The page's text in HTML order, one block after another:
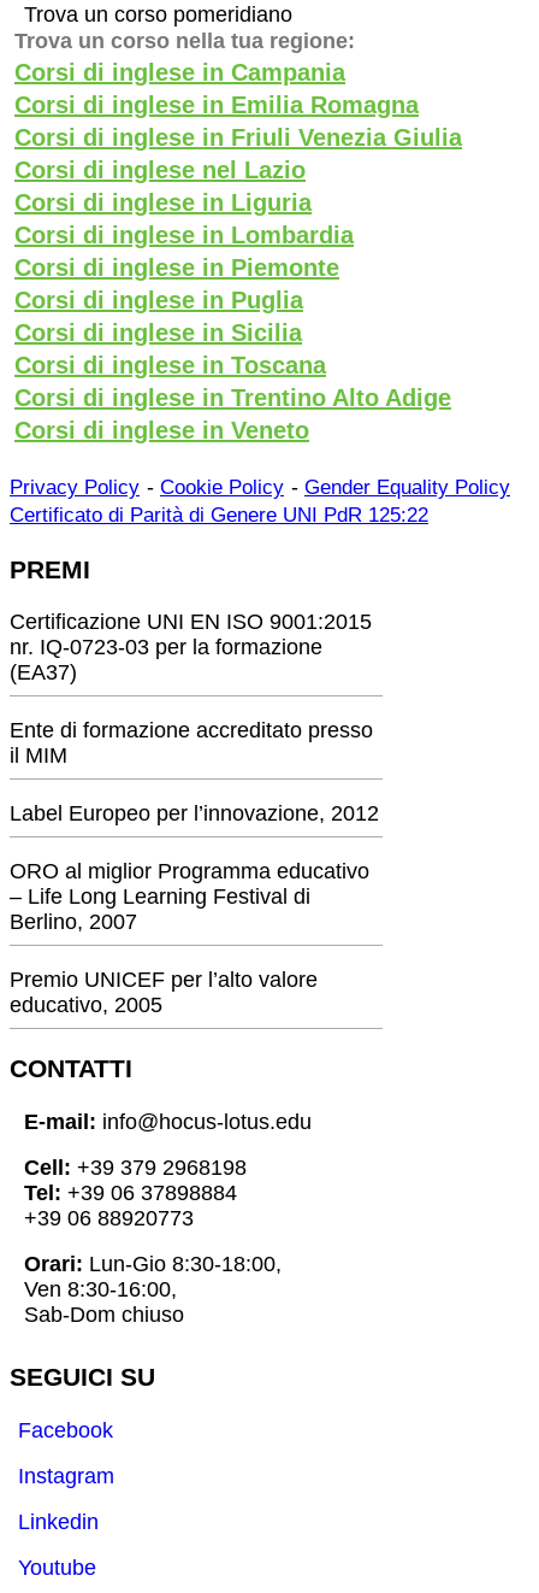
Trova un corso pomeridiano
Trova un corso nella tua regione:
Corsi di inglese in Campania
Corsi di inglese in Emilia Romagna
Corsi di inglese in Friuli Venezia Giulia
Corsi di inglese nel Lazio
Corsi di inglese in Liguria
Corsi di inglese in Lombardia
Corsi di inglese in Piemonte
Corsi di inglese in Puglia
Corsi di inglese in Sicilia
Corsi di inglese in Toscana
Corsi di inglese in Trentino Alto Adige
Corsi di inglese in Veneto
Privacy Policy - Cookie Policy - Gender Equality Policy
Certificato di Parità di Genere UNI PdR 125:22
PREMI
Certificazione UNI EN ISO 9001:2015
nr. IQ-0723-03 per la formazione
(EA37)
Ente di formazione accreditato presso
il MIM
Label Europeo per l’innovazione, 2012
ORO al miglior Programma educativo
– Life Long Learning Festival di
Berlino, 2007
Premio UNICEF per l’alto valore
educativo, 2005
CONTATTI
E-mail: info@hocus-lotus.edu
Cell: +39 379 2968198
Tel: +39 06 37898884
+39 06 88920773
Orari: Lun-Gio 8:30-18:00,
Ven 8:30-16:00,
Sab-Dom chiuso
SEGUICI SU
Facebook
Instagram
Linkedin
Youtube